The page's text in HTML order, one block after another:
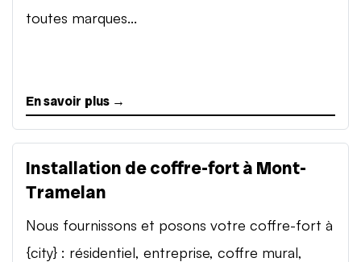
toutes marques...
En savoir plus →
Installation de coffre-fort à Mont-
Tramelan
Nous fournissons et posons votre coffre-fort à
{city} : résidentiel, entreprise, coffre mural,